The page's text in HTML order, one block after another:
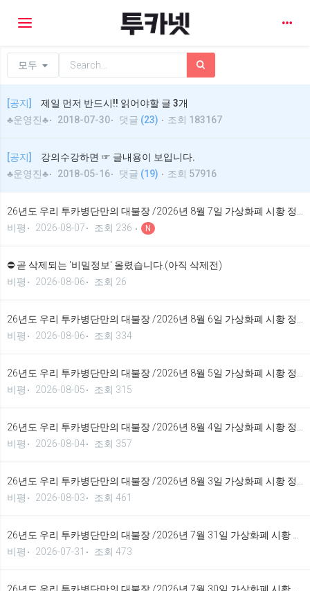
Toggle navigation
모두
[공지]
제일 먼저 반드시!! 읽어야할 글 3개
♣운영진♣
2018-07-30 댓글 (23) 조회 183167
[공지]
강의수강하면 ☞ 글내용이 보입니다.
♣운영진♣
2018-05-16 댓글 (19) 조회 57916
비평
2026-08-07 조회 236 N
⛔ 곧 삭제되는 '비밀정보' 올렸습니다.(아직 삭제전)
비평
2026-08-06 조회 26
비평
2026-08-06 조회 334
비평
2026-08-05 조회 315
비평
2026-08-04 조회 357
비평
2026-08-03 조회 461
비평
2026-07-31 조회 473